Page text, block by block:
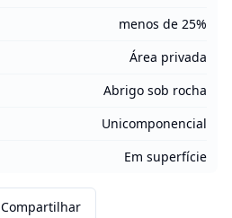
menos de 25%
Área privada
Abrigo sob rocha
Unicomponencial
Em superfície
Compartilhar